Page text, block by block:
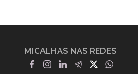
MIGALHAS NAS REDES